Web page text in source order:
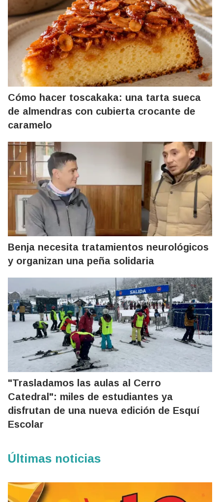
Cómo hacer toscakaka: una tarta sueca
de almendras con cubierta crocante de
caramelo
Benja necesita tratamientos neurológicos
y organizan una peña solidaria
"Trasladamos las aulas al Cerro
Catedral": miles de estudiantes ya
disfrutan de una nueva edición de Esquí
Escolar
Últimas noticias